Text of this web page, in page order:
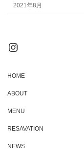
2021年8月
Instagram
HOME
ABOUT
MENU
RESAVATION
NEWS